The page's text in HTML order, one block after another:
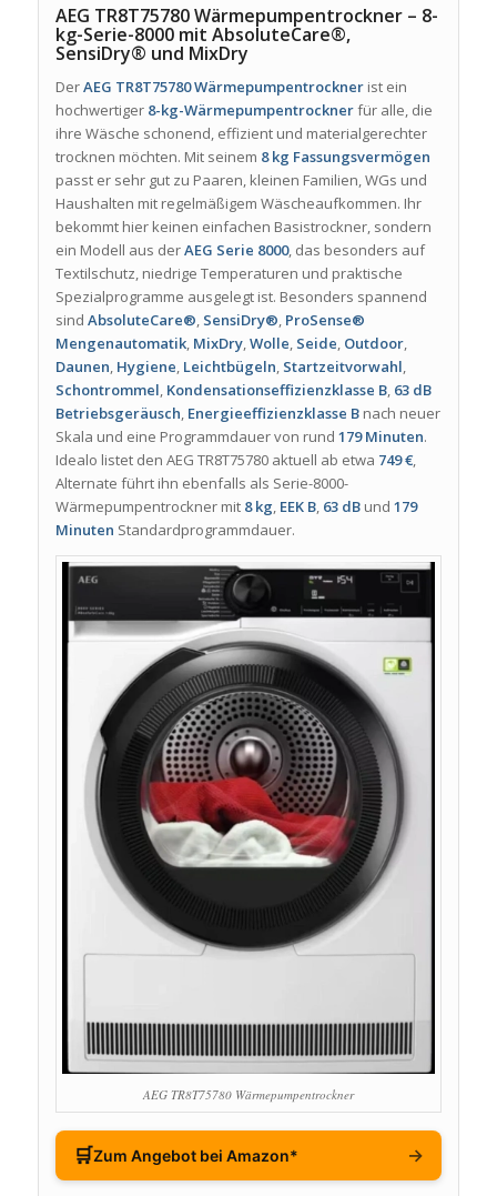
AEG TR8T75780 Wärmepumpentrockner – 8-
kg-Serie-8000 mit AbsoluteCare®,
SensiDry® und MixDry
DerAEG TR8T75780 Wärmepumpentrocknerist ein
hochwertiger 8-kg-Wärmepumpentrocknerfür alle, die
ihre Wäsche schonend, effizient und materialgerechter
trocknen möchten. Mit seinem 8 kg Fassungsvermögen
passt er sehr gut zu Paaren, kleinen Familien, WGs und
Haushalten mit regelmäßigem Wäscheaufkommen. Ihr
bekommt hier keinen einfachen Basistrockner, sondern
ein Modell aus derAEG Serie 8000, das besonders auf
Textilschutz, niedrige Temperaturen und praktische
Spezialprogramme ausgelegt ist. Besonders spannend
sind AbsoluteCare®, SensiDry®, ProSense®
Mengenautomatik, MixDry,Wolle, Seide, Outdoor,
Daunen, Hygiene, Leichtbügeln, Startzeitvorwahl,
Schontrommel, Kondensationseffizienzklasse B, 63 dB
Betriebsgeräusch, Energieeffizienzklasse Bnach neuer
Skala und eine Programmdauer von rund 179 Minuten.
Idealo listet den AEG TR8T75780 aktuell ab etwa 749 €,
Alternate führt ihn ebenfalls als Serie-8000-
Wärmepumpentrockner mit 8 kg, EEK B, 63 dBund 179
Minuten Standardprogrammdauer.
AEG TR8T75780 Wärmepumpentrockner
🛒Zum Angebot bei Amazon* →